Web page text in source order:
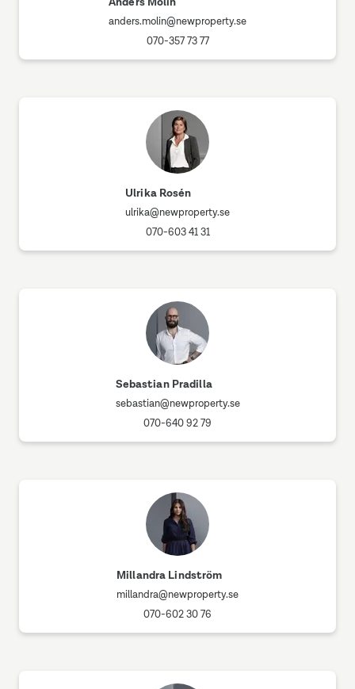
anders.molin@newproperty.se
070-357 73 77
Ulrika Rosén
ulrika@newproperty.se
070-603 41 31
Sebastian Pradilla
sebastian@newproperty.se
070-640 92 79
Millandra Lindström
millandra@newproperty.se
070-602 30 76